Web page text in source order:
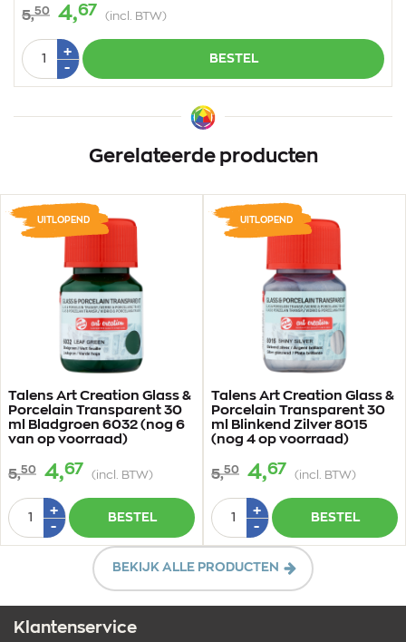
5,50 4,67 (incl. BTW)
Aantal
+Plus
-Min
1
BESTEL
Gerelateerde producten
Talens Art Creation Glass &
Porcelain Transparent 30
ml Bladgroen 6032 (nog 6
van op voorraad)
5,50 4,67 (incl. BTW)
UITLOPEND
Aantal
+Plus
-Min
1
BESTEL
Talens Art Creation Glass &
Porcelain Transparent 30
ml Blinkend Zilver 8015
(nog 4 op voorraad)
5,50 4,67 (incl. BTW)
UITLOPEND
Aantal
+Plus
-Min
1
BESTEL
BEKIJK ALLE PRODUCTEN
Klantenservice